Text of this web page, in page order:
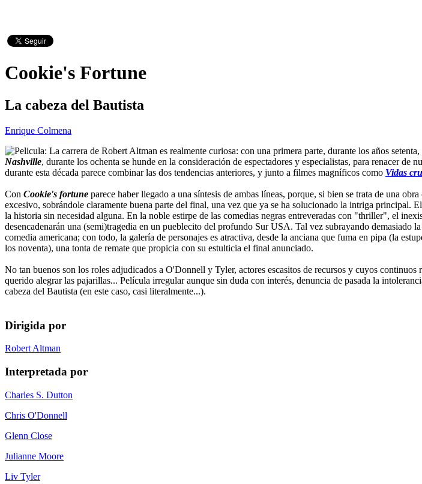
Cookie's Fortune
La cabeza del Bautista
Enrique Colmena
La carrera de Robert Altman es realmente curiosa: con una primera parte, durante los años
Nashville, durante los ochenta se hunde en la consideración de espectadores y especialistas, para renacer de
durante esta década parece combinar las dos tendencias anteriores, y junto a filmes magníficos como Vidas
Con Cookie's fortune parece haber llegado a una síntesis de ambas líneas, porque, si bien se trata de una
excesivo, sobrándole claramente buena parte del final, una vez que ya se ha solucionado la intriga principal.
la historia sin necesidad alguna. En la noble estirpe de las comedias negras entreveradas con "thriller", el
desencadenarán una (semi)tragedia en un pueblecito del profundo Sur USA. Tal vez subrayando demasiado
comedia americana; con todo, la galería de personajes es atractiva, desde la anciana que fuma en pipa (la
los noventa), una tonta de remate que propicia con su estulticia el final anunciado.
No tan buenos son los roles adjudicados a O'Donnell y Tyler, actores escasitos de recursos y cuyos
querido alegrar las pajarillas... Película irregular aunque sin duda con interés, denuncia de pasada la
cabeza del Bautista (en este caso, casi literalmente...).
Dirigida por
Robert Altman
Interpretada por
Charles S. Dutton
Chris O'Donnell
Glenn Close
Julianne Moore
Liv Tyler